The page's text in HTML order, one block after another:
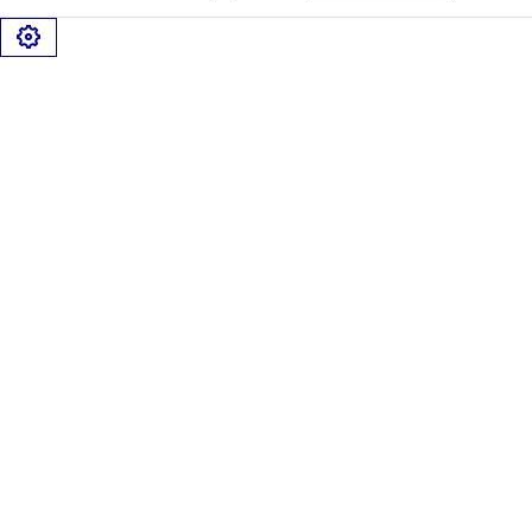
Gérer les cookies